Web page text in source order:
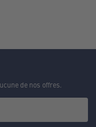
de nos offres.